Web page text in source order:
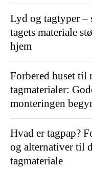
Lyd og tagtyper –
tagets materiale
hjem
Forbered huset til
tagmaterialer:
monteringen
Hvad er tagpap?
og alternativer til
tagmateriale